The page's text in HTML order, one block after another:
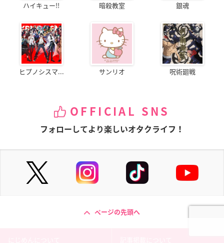
ハイキュー!! 暗殺教室 銀魂
ヒプノシスマ... サンリオ 呪術廻戦
OFFICIAL SNS
フォローしてより楽しいオタクライフ！
ページの先頭へ